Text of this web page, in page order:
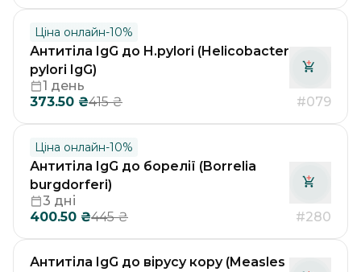
Ціна онлайн-10%
Антитіла IgG до H.pylori (Helicobacter
pylori IgG)
1 день
373.50 ₴415₴ #079
Ціна онлайн-10%
Антитіла IgG до борелії (Borrelia
burgdorferi)
3 дні
400.50 ₴445₴ #280
Антитіла IgG до вірусу кору (Measles